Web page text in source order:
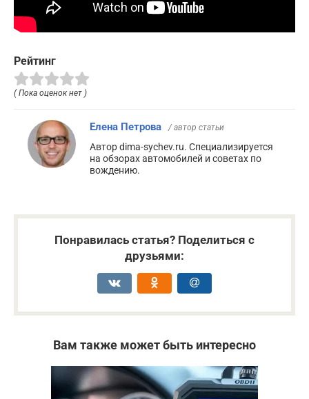
Рейтинг
( Пока оценок нет )
Елена Петрова / автор статьи
Автор dima-sychev.ru. Специализируется
на обзорах автомобилей и советах по
вождению.
Понравилась статья? Поделиться с
друзьями:
Вам также может быть интересно